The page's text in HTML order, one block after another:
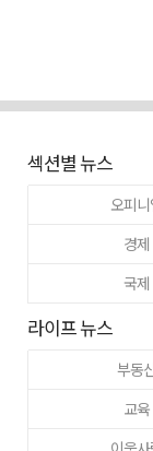
섹션별 뉴스
오피
경제
국제
라이프 뉴스
부동
교육